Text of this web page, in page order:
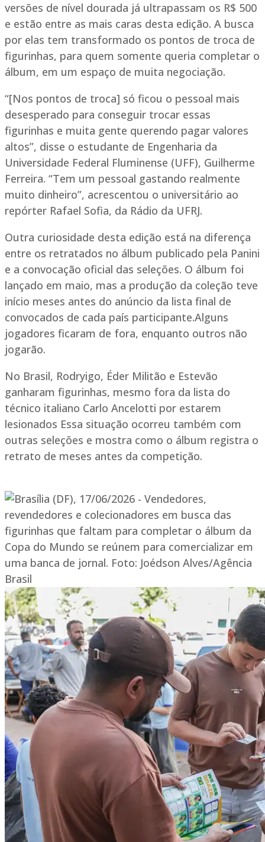
versões de nível dourada já ultrapassam os R$ 500
e estão entre as mais caras desta edição. A busca
por elas tem transformado os pontos de troca de
figurinhas, para quem somente queria completar o
álbum, em um espaço de muita negociação.
“[Nos pontos de troca] só ficou o pessoal mais
desesperado para conseguir trocar essas
figurinhas e muita gente querendo pagar valores
altos”, disse o estudante de Engenharia da
Universidade Federal Fluminense (UFF), Guilherme
Ferreira. “Tem um pessoal gastando realmente
muito dinheiro”, acrescentou o universitário ao
repórter Rafael Sofia, da Rádio da UFRJ.
Outra curiosidade desta edição está na diferença
entre os retratados no álbum publicado pela Panini
e a convocação oficial das seleções. O álbum foi
lançado em maio, mas a produção da coleção teve
início meses antes do anúncio da lista final de
convocados de cada país participante.Alguns
jogadores ficaram de fora, enquanto outros não
jogarão.
No Brasil, Rodryigo, Éder Militão e Estevão
ganharam figurinhas, mesmo fora da lista do
técnico italiano Carlo Ancelotti por estarem
lesionados Essa situação ocorreu também com
outras seleções e mostra como o álbum registra o
retrato de meses antes da competição.